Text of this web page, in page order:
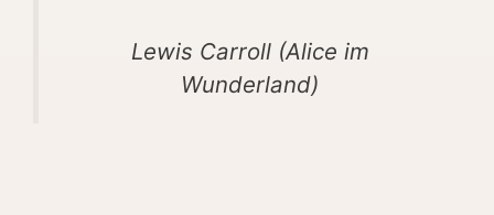
Lewis Carroll (Alice im
Wunderland)